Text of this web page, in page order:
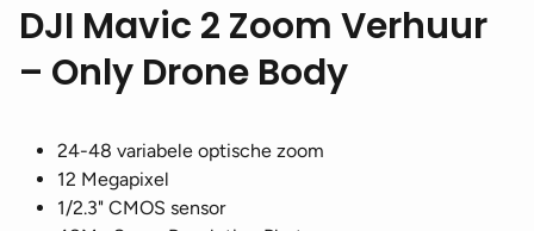
DJI Mavic 2 Zoom Verhuur
– Only Drone Body
24-48 variabele optische zoom
12 Megapixel
1/2.3" CMOS sensor